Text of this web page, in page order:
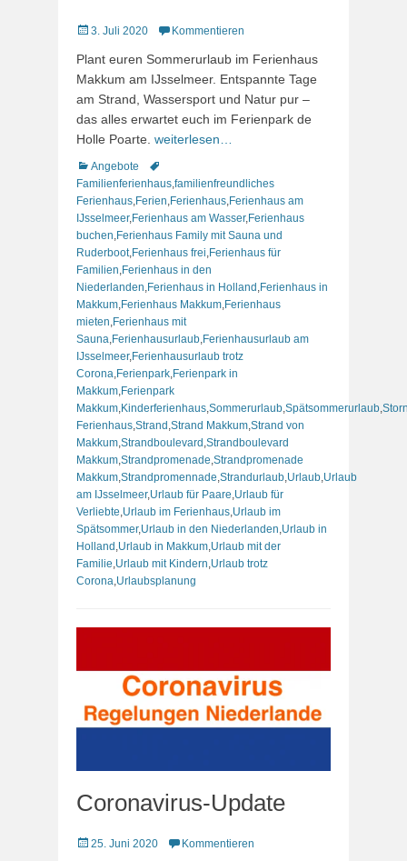
Veröffentlicht
3. Juli 2020 Kommentieren
Plant euren Sommerurlaub im Ferienhaus
Makkum am IJsselmeer. Entspannte Tage
am Strand, Wassersport und Natur pur –
das alles erwartet euch im Ferienpark de
Holle Poarte. weiterlesen…
Kategorien
Angebote
Schlagworte
Familienferienhaus,familienfreundliches
Ferienhaus,Ferien,Ferienhaus,Ferienhaus am
IJsselmeer,Ferienhaus am Wasser,Ferienhaus
buchen,Ferienhaus Family mit Sauna und
Ruderboot,Ferienhaus frei,Ferienhaus für
Familien,Ferienhaus in den
Niederlanden,Ferienhaus in Holland ,Ferienhaus in
Makkum,Ferienhaus Makkum,Ferienhaus
mieten,Ferienhaus mit
Sauna,Ferienhausurlaub,Ferienhausurlaub am
IJsselmeer,Ferienhausurlaub trotz
Corona,Ferienpark,Ferienpark in
Makkum,Ferienpark
Makkum,Kinderferienhaus,Sommerurlaub,Spätsommerurlaub,
Ferienhaus,Strand ,Strand Makkum,Strand von
Makkum,Strandboulevard ,Strandboulevard
Makkum,Strandpromenade,Strandpromenade
Makkum,Strandpromennade,Strandurlaub,Urlaub,Urlaub
am IJsselmeer,Urlaub für Paare,Urlaub für
Verliebte,Urlaub im Ferienhaus,Urlaub im
Spätsommer,Urlaub in den Niederlanden,Urlaub in
Holland ,Urlaub in Makkum,Urlaub mit der
Familie,Urlaub mit Kindern,Urlaub trotz
Corona,Urlaubsplanung
Coronavirus-Update
Veröffentlicht
25. Juni 2020 Kommentieren